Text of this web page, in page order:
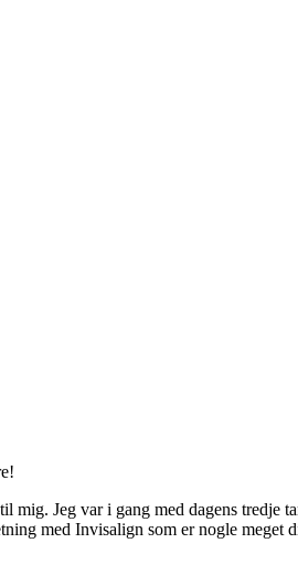
mig. Jeg var i gang med dagens
med Invisalign som er nogle meget